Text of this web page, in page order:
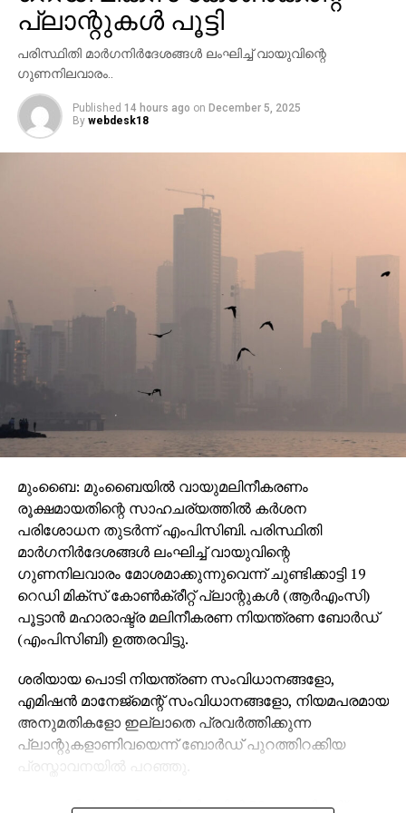
വേണമെന്ന് സംസ്ഥാന പൊതുമരാമത്ത് മന്ത്രി മുഹമ്മദ്
റിയാസ് ആവശ്യപ്പെട്ടു.
പ്ലാന്റുകള്‍ പൂട്ടി
പരിസ്ഥിതി മാര്‍ഗനിര്‍ദേശങ്ങള്‍ ലംഘിച്ച് വായുവിന്റെ
ഗുണനിലവാരം..
Published 14 hours ago on December 5, 2025
By webdesk18
മുംബൈ: മുംബൈയില്‍ വായുമലിനീകരണം
രൂക്ഷമായതിന്റെ സാഹചര്യത്തില്‍ കര്‍ശന
പരിശോധന തുടര്‍ന്ന് എംപിസിബി. പരിസ്ഥിതി
മാര്‍ഗനിര്‍ദേശങ്ങള്‍ ലംഘിച്ച് വായുവിന്റെ
ഗുണനിലവാരം മോശമാക്കുന്നുവെന്ന് ചുണ്ടിക്കാട്ടി 19
റെഡി മിക്‌സ് കോണ്‍ക്രീറ്റ് പ്ലാന്റുകള്‍ (ആര്‍എംസി)
പൂട്ടാന്‍ മഹാരാഷ്ട്ര മലിനീകരണ നിയന്ത്രണ ബോര്‍ഡ്
(എംപിസിബി) ഉത്തരവിട്ടു.
ശരിയായ പൊടി നിയന്ത്രണ സംവിധാനങ്ങളോ,
എമിഷന്‍ മാനേജ്മെന്റ് സംവിധാനങ്ങളോ, നിയമപരമായ
അനുമതികളോ ഇല്ലാതെ പ്രവര്‍ത്തിക്കുന്ന
പ്ലാന്റുകളാണിവയെന്ന് ബോര്‍ഡ് പുറത്തിറക്കിയ
പ്രസ്താവനയില്‍ പറഞ്ഞു.
നഗരത്തില്‍ എംപിസിബി നിലവില്‍ 32 ആംബിയന്റ്